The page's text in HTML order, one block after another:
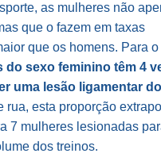
as mulheres não
que o fazem em taxas
que os homens. Para
do sexo feminino têm 4
uma lesão ligamentar
rua, esta proporção
7 mulheres lesionadas
dos treinos.